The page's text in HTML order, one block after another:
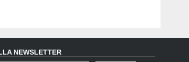
NEWSLETTER